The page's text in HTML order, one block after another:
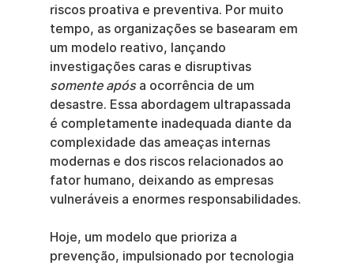
riscos proativa e preventiva. Por muito
tempo, as organizações se basearam em
um modelo reativo, lançando
investigações caras e disruptivas
somente após a ocorrência de um
desastre. Essa abordagem ultrapassada
é completamente inadequada diante da
complexidade das ameaças internas
modernas e dos riscos relacionados ao
fator humano, deixando as empresas
vulneráveis a enormes responsabilidades.
Hoje, um modelo que prioriza a
prevenção, impulsionado por tecnologia